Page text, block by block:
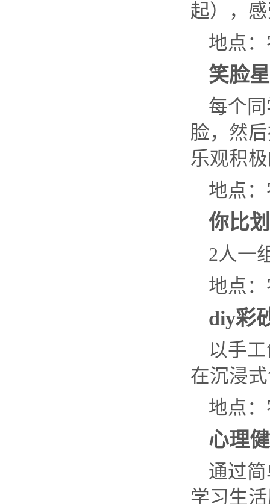
起），
地点
笑脸
每个
脸，然
乐观积
地点
你比
2人一
地点
diy彩
以手
在沉浸
地点
心理
通过
学习生